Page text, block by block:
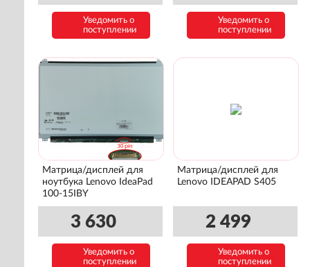
Уведомить о
поступлении
Уведомить о
поступлении
Матрица/дисплей для
ноутбука Lenovo IdeaPad
100-15IBY
3 630
Уведомить о
поступлении
Матрица/дисплей для
Lenovo IDEAPAD S405
2 499
Уведомить о
поступлении